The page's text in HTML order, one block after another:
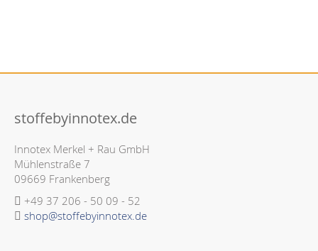
stoffebyinnotex.de
Innotex Merkel + Rau GmbH
Mühlenstraße 7
09669 Frankenberg
+49 37 206 - 50 09 - 52
shop@stoffebyinnotex.de